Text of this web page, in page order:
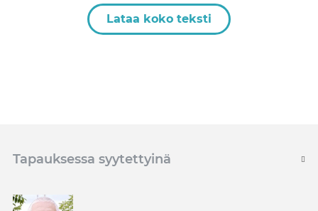
Lataa koko teksti
Tapauksessa syytettyinä